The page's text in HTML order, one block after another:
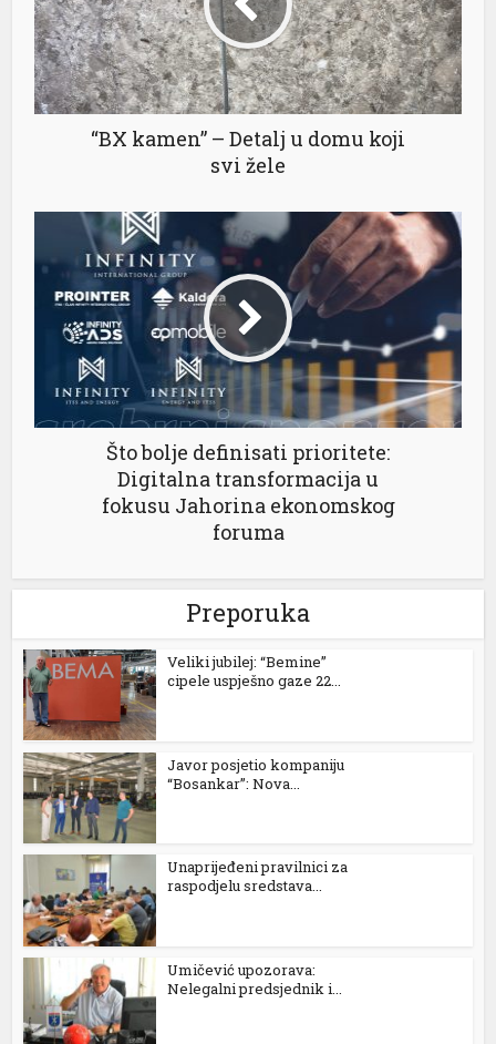
“BX kamen” – Detalj u domu koji
svi žele
Što bolje definisati prioritete:
Digitalna transformacija u
fokusu Jahorina ekonomskog
foruma
Preporuka
Veliki jubilej: “Bemine”
cipele uspješno gaze 22...
Javor posjetio kompaniju
“Bosankar”: Nova...
Unaprijeđeni pravilnici za
raspodjelu sredstava...
Umičević upozorava:
Nelegalni predsjednik i...